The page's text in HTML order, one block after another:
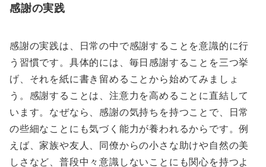
感謝の実践
感謝の実践は、日常の中で感謝することを意識的に行
う習慣です。具体的には、毎日感謝することを三つ挙
げ、それを紙に書き留めることから始めてみましょ
う。感謝することは、注意力を高めることに直結して
います。なぜなら、感謝の気持ちを持つことで、日常
の些細なことにも気づく能力が養われるからです。例
えば、家族や友人、同僚からの小さな助けや自然の美
しさなど、普段中々意識しないことにも関心を持つよ